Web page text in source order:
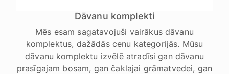
Dāvanu komplekti
Mēs esam sagatavojuši vairākus dāvanu
komplektus, dažādās cenu kategorijās. Mūsu
dāvanu komplektu izvēlē atradīsi gan dāvanu
prasīgajam bosam, gan čaklajai grāmatvedei, gan